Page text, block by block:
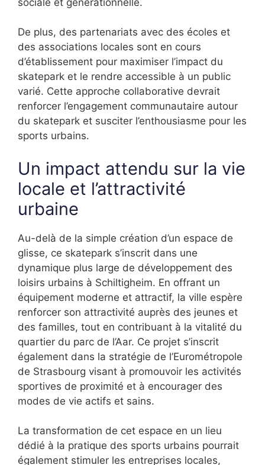
De plus, des partenariats avec des écoles et
des associations locales sont en cours
d’établissement pour maximiser l’impact du
skatepark et le rendre accessible à un public
varié. Cette approche collaborative devrait
renforcer l’engagement communautaire autour
du skatepark et susciter l’enthousiasme pour les
sports urbains.
Un impact attendu sur la vie
locale et l’attractivité
urbaine
Au-delà de la simple création d’un espace de
glisse, ce skatepark s’inscrit dans une
dynamique plus large de développement des
loisirs urbains à Schiltigheim. En offrant un
équipement moderne et attractif, la ville espère
renforcer son attractivité auprès des jeunes et
des familles, tout en contribuant à la vitalité du
quartier du parc de l’Aar. Ce projet s’inscrit
également dans la stratégie de l’Eurométropole
de Strasbourg visant à promouvoir les activités
sportives de proximité et à encourager des
modes de vie actifs et sains.
La transformation de cet espace en un lieu
dédié à la pratique des sports urbains pourrait
également stimuler les entreprises locales,